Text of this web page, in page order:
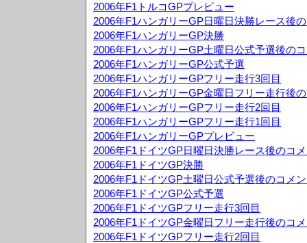
2006年F1トルコGPプレビュー
2006年F1ハンガリーGP日曜日決勝レース後
2006年F1ハンガリーGP決勝
2006年F1ハンガリーGP土曜日公式予選後の
2006年F1ハンガリーGP公式予選
2006年F1ハンガリーGPフリー走行3回目
2006年F1ハンガリーGP金曜日フリー走行後
2006年F1ハンガリーGPフリー走行2回目
2006年F1ハンガリーGPフリー走行1回目
2006年F1ハンガリーGPプレビュー
2006年F1ドイツGP日曜日決勝レース後のコ
2006年F1ドイツGP決勝
2006年F1ドイツGP土曜日公式予選後のコメ
2006年F1ドイツGP公式予選
2006年F1ドイツGPフリー走行3回目
2006年F1ドイツGP金曜日フリー走行後のコ
2006年F1ドイツGPフリー走行2回目